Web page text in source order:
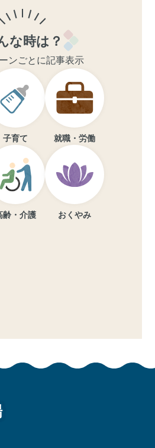
な時は？
ンごとに記事表示
子育て 就職・労働
齢・介護 おくやみ